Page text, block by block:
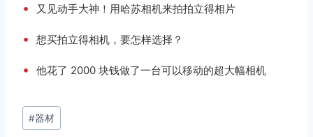
• 又见动手大神！用哈苏相机来拍拍立得相片
• 想买拍立得相机，要怎样选择？
• 他花了 2000 块钱做了一台可以移动的超大幅相机
文
章
#器材